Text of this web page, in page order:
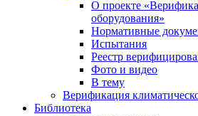
О проекте
оборудования»
Нормативные
Испытания
Реестр
Фото и видео
В тему
Верификация
Библиотека